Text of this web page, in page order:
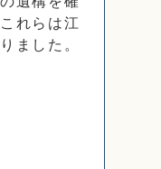
れらは江
ました。